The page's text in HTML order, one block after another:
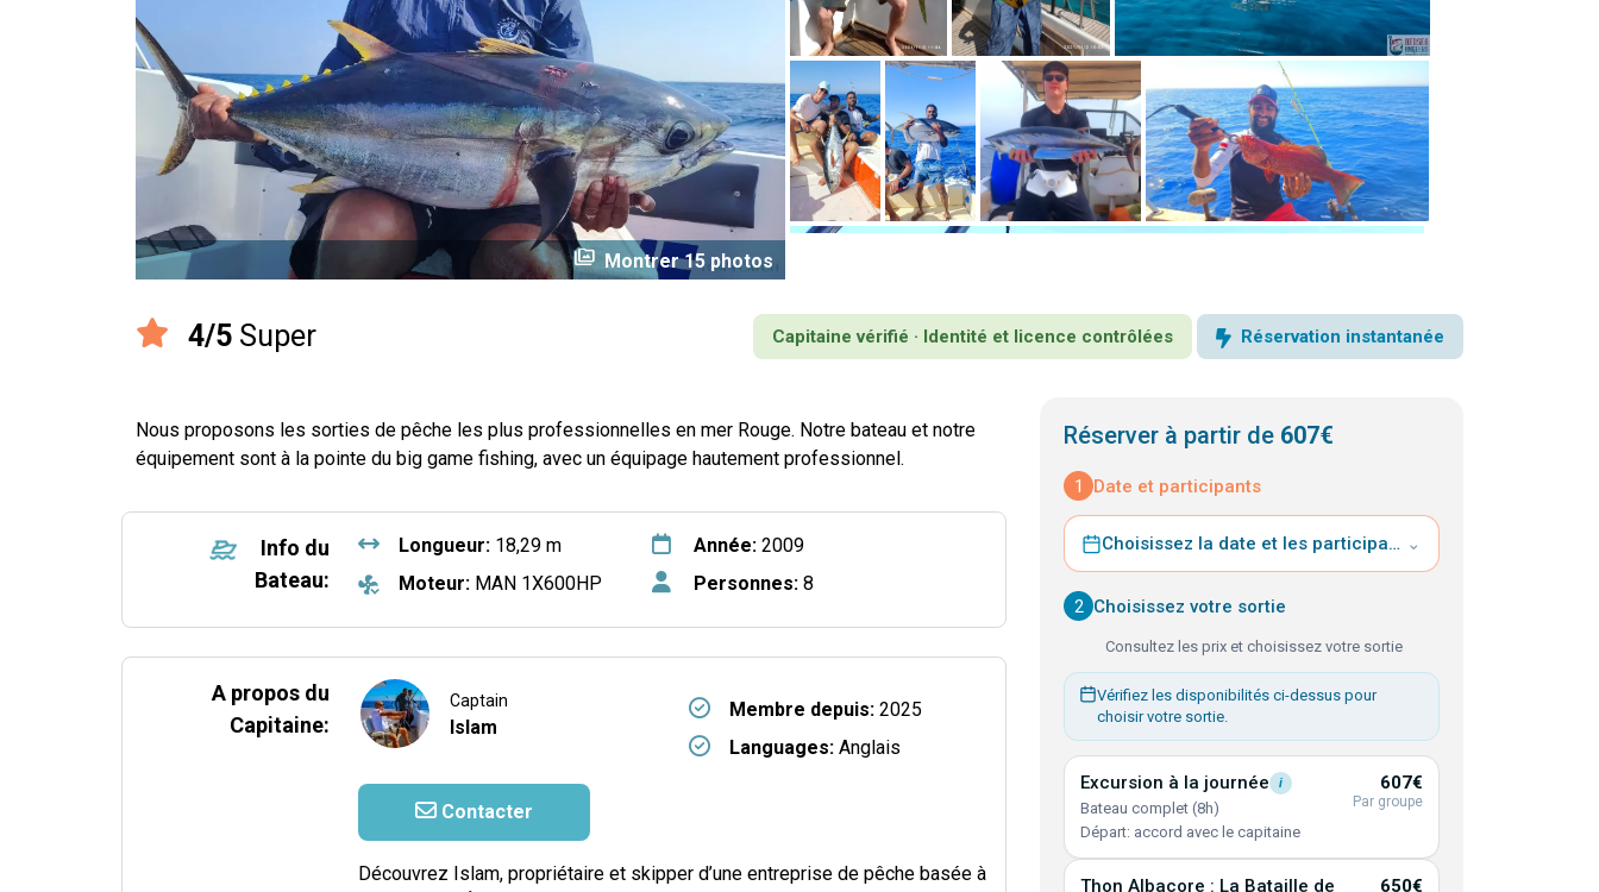
perm_media Montrer 15 photos
4/5 Super Capitaine vérifié · Identité et licence contrôlées Réservation instantanée
Nous proposons les sorties de pêche les plus professionnelles en mer Rouge. Notre bateau et notre
équipement sont à la pointe du big game fishing, avec un équipage hautement professionnel.
Info du
Bateau:
Longueur:18,29 m
Moteur:MAN 1X600HP
Année:2009
Personnes:8
A propos du
Capitaine:
Captain
Islam
Contacter
Membre depuis:2025
Languages:Anglais
Découvrez Islam, propriétaire et skipper d’une entreprise de pêche basée à
Réserver à partir de 607€
1 Date et participants
Choisissez la date et les participants⌄
2 Choisissez votre sortie
Consultez les prix et choisissez votre sortie
Vérifiez les disponibilités ci-dessus pour
choisir votre sortie.
Excursion à la journée i
Bateau complet (8h)
Départ: accord avec le capitaine
607€
Par groupe
Thon Albacore : La Bataille de
650€